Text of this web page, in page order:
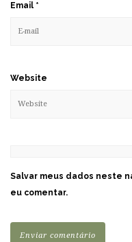
Email *
Website
Salvar meus dados neste
eu comentar.